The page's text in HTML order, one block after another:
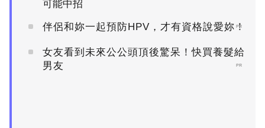
可能中招
伴侶和妳一起預防HPV，才有資格說愛妳！
PR
女友看到未來公公頭頂後驚呆！快買養髮給
男友
PR